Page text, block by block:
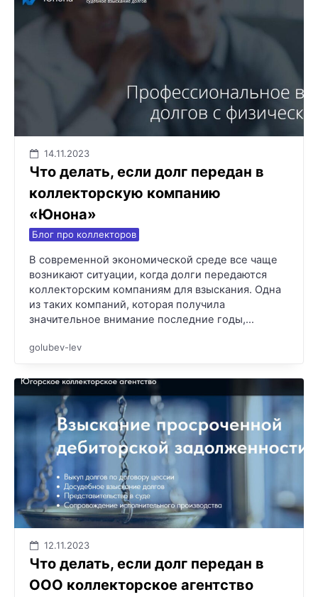
14.11.2023
Что делать, если долг передан в
коллекторскую компанию
«Юнона»
Блог про коллекторов
В современной экономической среде все чаще
возникают ситуации, когда долги передаются
коллекторским компаниям для взыскания. Одна
из таких компаний, которая получила
значительное внимание последние годы,…
golubev-lev
12.11.2023
Что делать, если долг передан в
ООО коллекторское агентство